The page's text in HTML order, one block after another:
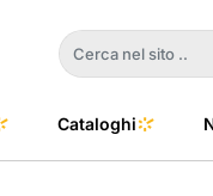
Cataloghi